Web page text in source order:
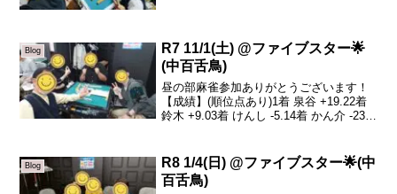
た！手伝ってくれた皆さ...
Blog
R7 11/1(土) @ファイブスター🌟
(中百舌鳥)
昼の部麻雀参加ありがとうございます！
【成績】(順位点あり)1着 泉谷 +19.22着
鈴木 +9.03着 けんし -5.14着 かん介 -23.1
抜けたあと鈴木さんが来て...
Blog
R8 1/4(日) @ファイブスター🌟(中
百舌鳥)